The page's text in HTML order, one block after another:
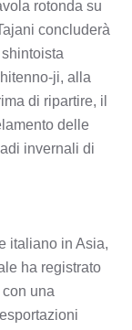
rotonda su
concluderà
ji, alla
di ripartire, il
delle
invernali di
italiano in Asia,
ha registrato
una